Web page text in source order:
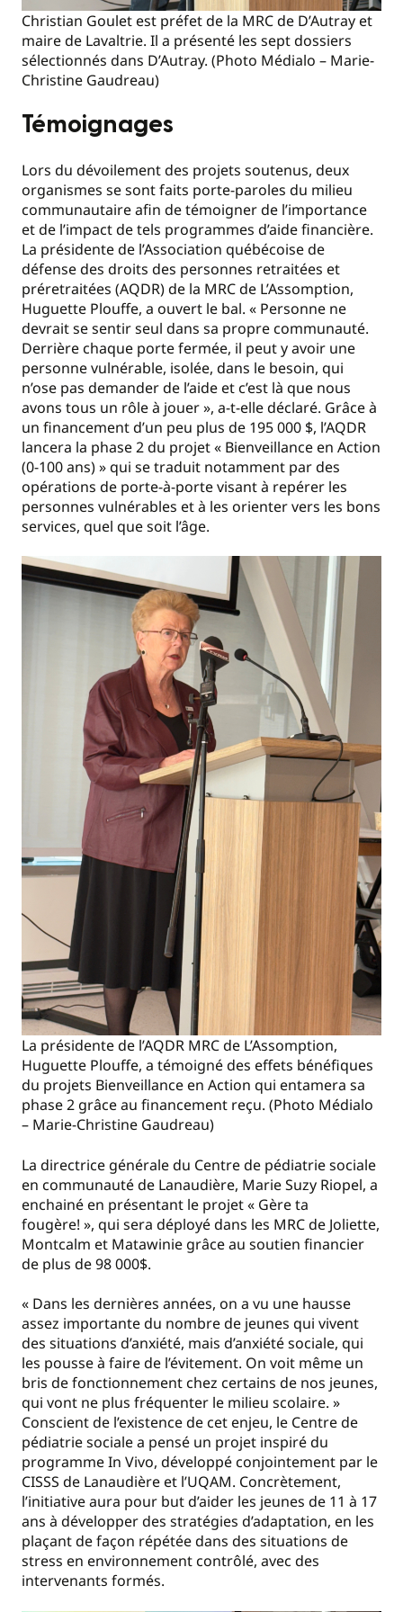
Christian Goulet est préfet de la MRC de D’Autray et
maire de Lavaltrie. Il a présenté les sept dossiers
sélectionnés dans D’Autray. (Photo Médialo – Marie-
Christine Gaudreau)
Témoignages
Lors du dévoilement des projets soutenus, deux
organismes se sont faits porte-paroles du milieu
communautaire afin de témoigner de l’importance
et de l’impact de tels programmes d’aide financière.
La présidente de l’Association québécoise de
défense des droits des personnes retraitées et
préretraitées (AQDR) de la MRC de L’Assomption,
Huguette Plouffe, a ouvert le bal. « Personne ne
devrait se sentir seul dans sa propre communauté.
Derrière chaque porte fermée, il peut y avoir une
personne vulnérable, isolée, dans le besoin, qui
n’ose pas demander de l’aide et c’est là que nous
avons tous un rôle à jouer », a-t-elle déclaré. Grâce à
un financement d’un peu plus de 195 000 $, l’AQDR
lancera la phase 2 du projet « Bienveillance en Action
(0-100 ans) » qui se traduit notamment par des
opérations de porte-à-porte visant à repérer les
personnes vulnérables et à les orienter vers les bons
services, quel que soit l’âge.
La présidente de l’AQDR MRC de L’Assomption,
Huguette Plouffe, a témoigné des effets bénéfiques
du projets Bienveillance en Action qui entamera sa
phase 2 grâce au financement reçu. (Photo Médialo
– Marie-Christine Gaudreau)
La directrice générale du Centre de pédiatrie sociale
en communauté de Lanaudière, Marie Suzy Riopel, a
enchainé en présentant le projet « Gère ta
fougère! », qui sera déployé dans les MRC de Joliette,
Montcalm et Matawinie grâce au soutien financier
de plus de 98 000$.
« Dans les dernières années, on a vu une hausse
assez importante du nombre de jeunes qui vivent
des situations d’anxiété, mais d’anxiété sociale, qui
les pousse à faire de l’évitement. On voit même un
bris de fonctionnement chez certains de nos jeunes,
qui vont ne plus fréquenter le milieu scolaire. »
Conscient de l’existence de cet enjeu, le Centre de
pédiatrie sociale a pensé un projet inspiré du
programme In Vivo, développé conjointement par le
CISSS de Lanaudière et l’UQAM. Concrètement,
l’initiative aura pour but d’aider les jeunes de 11 à 17
ans à développer des stratégies d’adaptation, en les
plaçant de façon répétée dans des situations de
stress en environnement contrôlé, avec des
intervenants formés.